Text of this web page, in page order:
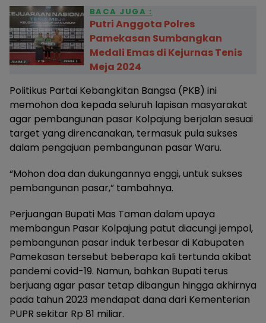
BACA JUGA :
Putri Anggota Polres
Pamekasan Sumbangkan
Medali Emas di Kejurnas Tenis
Meja 2024
Politikus Partai Kebangkitan Bangsa (PKB) ini
memohon doa kepada seluruh lapisan masyarakat
agar pembangunan pasar Kolpajung berjalan sesuai
target yang direncanakan, termasuk pula sukses
dalam pengajuan pembangunan pasar Waru.
“Mohon doa dan dukungannya enggi, untuk sukses
pembangunan pasar,” tambahnya.
Perjuangan Bupati Mas Taman dalam upaya
membangun Pasar Kolpajung patut diacungi jempol,
pembangunan pasar induk terbesar di Kabupaten
Pamekasan tersebut beberapa kali tertunda akibat
pandemi covid-19. Namun, bahkan Bupati terus
berjuang agar pasar tetap dibangun hingga akhirnya
pada tahun 2023 mendapat dana dari Kementerian
PUPR sekitar Rp 81 miliar.